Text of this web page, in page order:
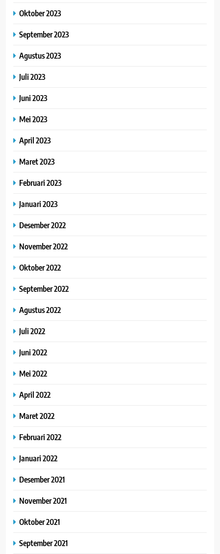
Oktober 2023
September 2023
Agustus 2023
Juli 2023
Juni 2023
Mei 2023
April 2023
Maret 2023
Februari 2023
Januari 2023
Desember 2022
November 2022
Oktober 2022
September 2022
Agustus 2022
Juli 2022
Juni 2022
Mei 2022
April 2022
Maret 2022
Februari 2022
Januari 2022
Desember 2021
November 2021
Oktober 2021
September 2021